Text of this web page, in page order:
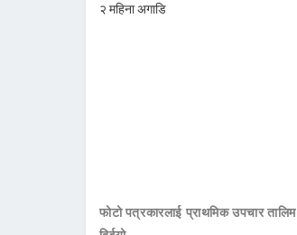
२ महिना अगाडि
फोटो पत्रकारलाई प्राथमिक उपचार तालिम